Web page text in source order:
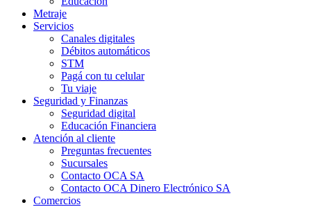
Metraje
Servicios
Canales digitales
Débitos automáticos
STM
Pagá con tu celular
Tu viaje
Seguridad y Finanzas
Seguridad digital
Educación Financiera
Atención al cliente
Preguntas frecuentes
Sucursales
Contacto OCA SA
Contacto OCA Dinero Electrónico SA
Comercios